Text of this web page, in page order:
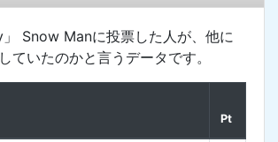
」 Snow Manに投票した人が、他に
ていたのかと言うデータです。
Pt